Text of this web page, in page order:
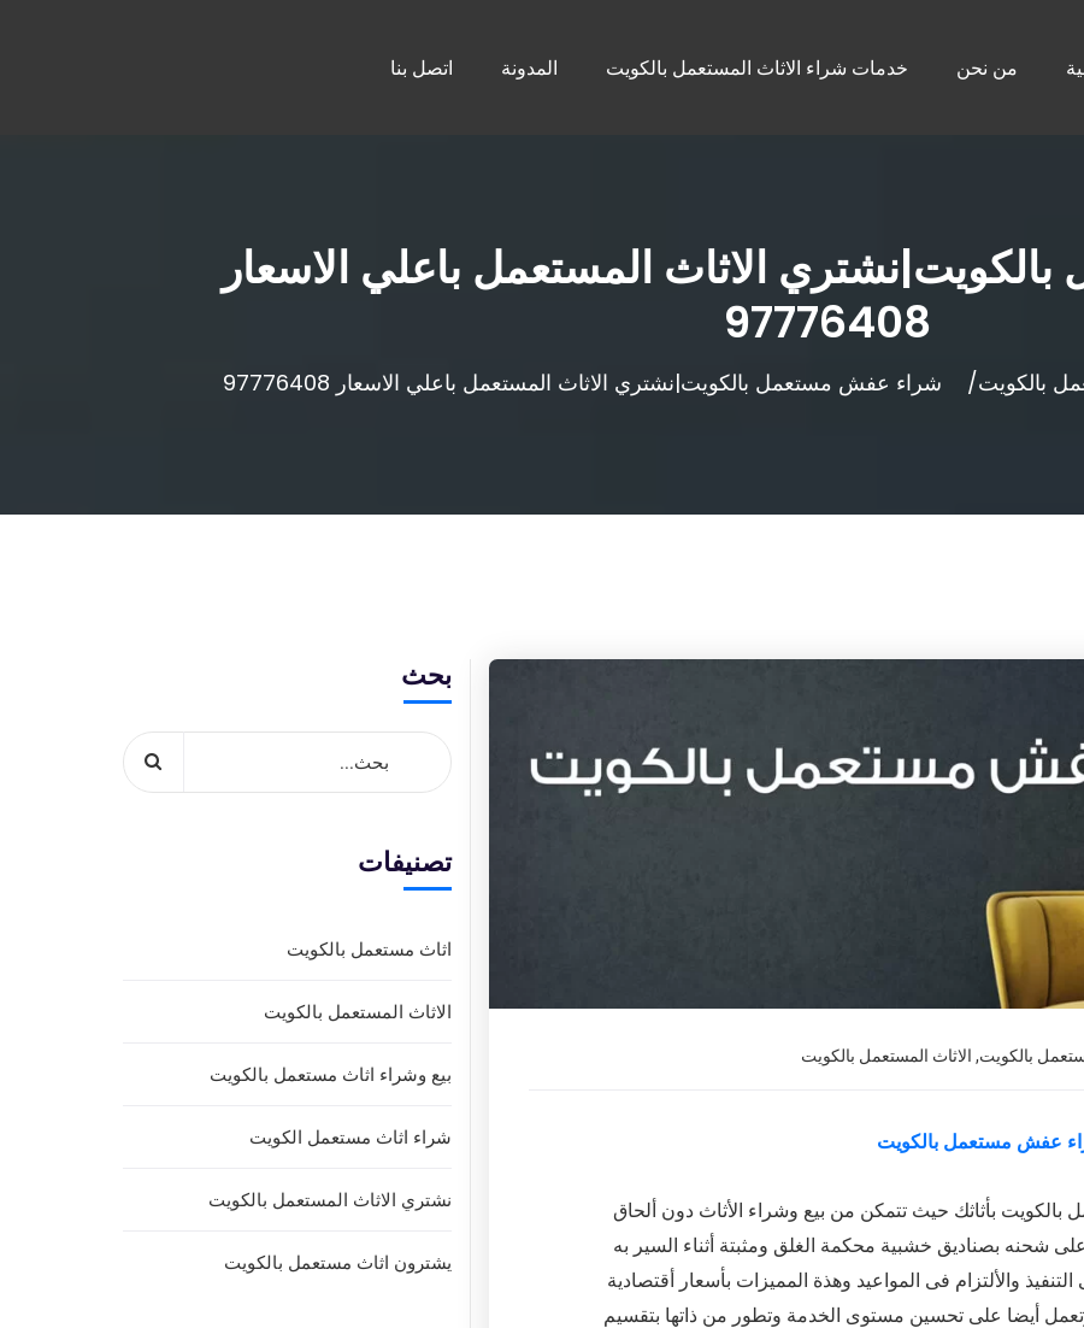
من نحن خدمات شراء الاثاث المستعمل بالكويت المدونة اتصل بنا
الاثاث المستعمل باعلي الاسعار
97776408
بالكويت شراء عفش مستعمل بالكويت|نشتري الاثاث المستعمل باعلي الاسعار 97776408
بالكويت, الاثاث المستعمل بالكويت
عفش مستعمل بالكويت
بأثاثك حيث تتمكن من بيع وشراء الأثاث دون ألحاق
شحنه بصناديق خشبية محكمة الغلق ومثبتة أثناء السير به
والألتزام فى المواعيد وهذة المميزات بأسعار أقتصادية
أيضا على تحسين مستوى الخدمة وتطور من ذاتها بتقسيم
بحث
تصنيفات
اثاث مستعمل بالكويت
الاثاث المستعمل بالكويت
بيع وشراء اثاث مستعمل بالكويت
شراء اثاث مستعمل الكويت
نشتري الاثاث المستعمل بالكويت
يشترون اثاث مستعمل بالكويت